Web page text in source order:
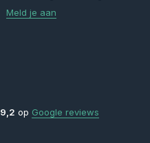
Meld je aan
9,2 op Google reviews